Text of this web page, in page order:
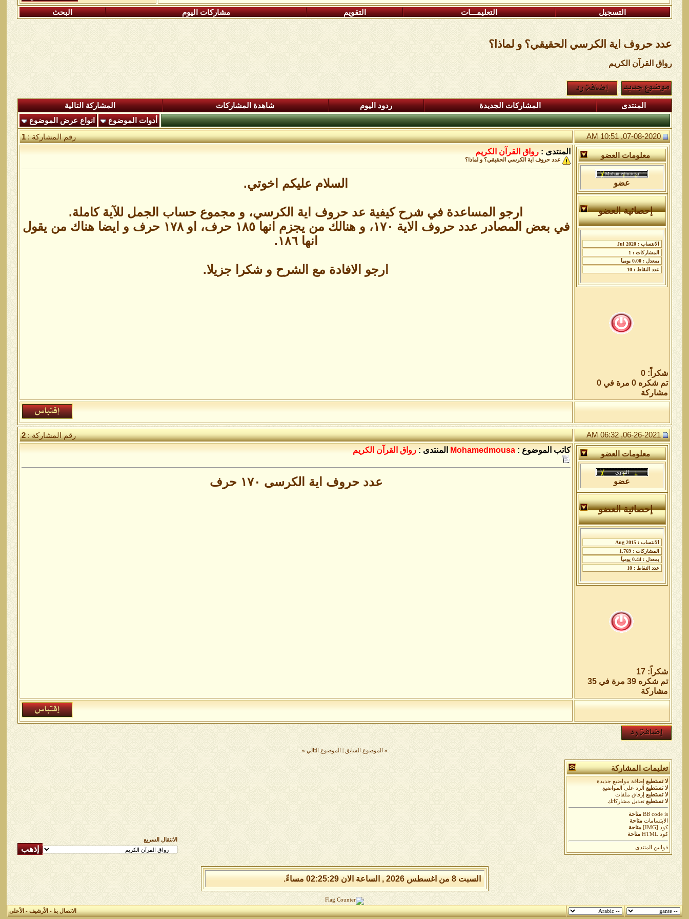
التسجيل التعليمـــات التقويم مشاركات اليوم البحث
عدد حروف اية الكرسي الحقيقي؟ و لماذا؟
رواق القرآن الكريم
المنتدى المشاركات الجديدة ردود اليوم شاهدة المشاركات
المشاركة التالية
أدوات الموضوع
انواع عرض الموضوع
07-08-2020, 10:51 AM
رقم المشاركة :1
معلومات العضو
عضو
إحصائية العضو
شكراً: 0
تم شكره 0 مرة في 0
مشاركة
المنتدى : رواق القرآن الكريم
عدد حروف اية الكرسي الحقيقي؟ و لماذا؟
السلام عليكم اخوتي.
ارجو المساعدة في شرح كيفية عد حروف اية الكرسي، و مجموع حساب الجمل للآية كاملة.
في بعض المصادر عدد حروف الاية ١٧٠، و هنالك من يجزم انها ١٨٥ حرف، او ١٧٨ حرف و ايضا هناك من يقول
انها ١٨٦.
ارجو الافادة مع الشرح و شكرا جزيلا.
06-26-2021, 06:32 AM رقم المشاركة :2
معلومات العضو
عضو
إحصائية العضو
شكراً: 17
تم شكره 39 مرة في 35
مشاركة
كاتب الموضوع : Mohamedmousa المنتدى : رواق القرآن الكريم
عدد حروف اية الكرسى ١٧٠ حرف
« الموضوع السابق الموضوع التالي »
تعليمات المشاركة
لا تستطيع
إضافة مواضيع جديدة
لا تستطيع
الرد على المواضيع
لا تستطيع
إرفاق ملفات
لا تستطيع تعديل مشاركاتك
BB codeis
متاحة
الابتسامات متاحة
كود [IMG]
متاحة
كود HTML
متاحة
قوانين المنتدى
الانتقال السريع
السبت 8 من اغسطس 2026 , الساعة الان 02:25:30 مساءً.
الاتصال بنا-الأرشيف-الأعلى